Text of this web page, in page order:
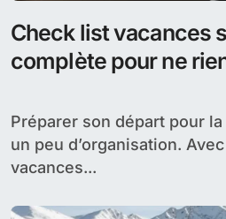
Check list vacances
complète pour ne
Préparer son départ pour la montagne demande
un peu d’organisation.
vacances...